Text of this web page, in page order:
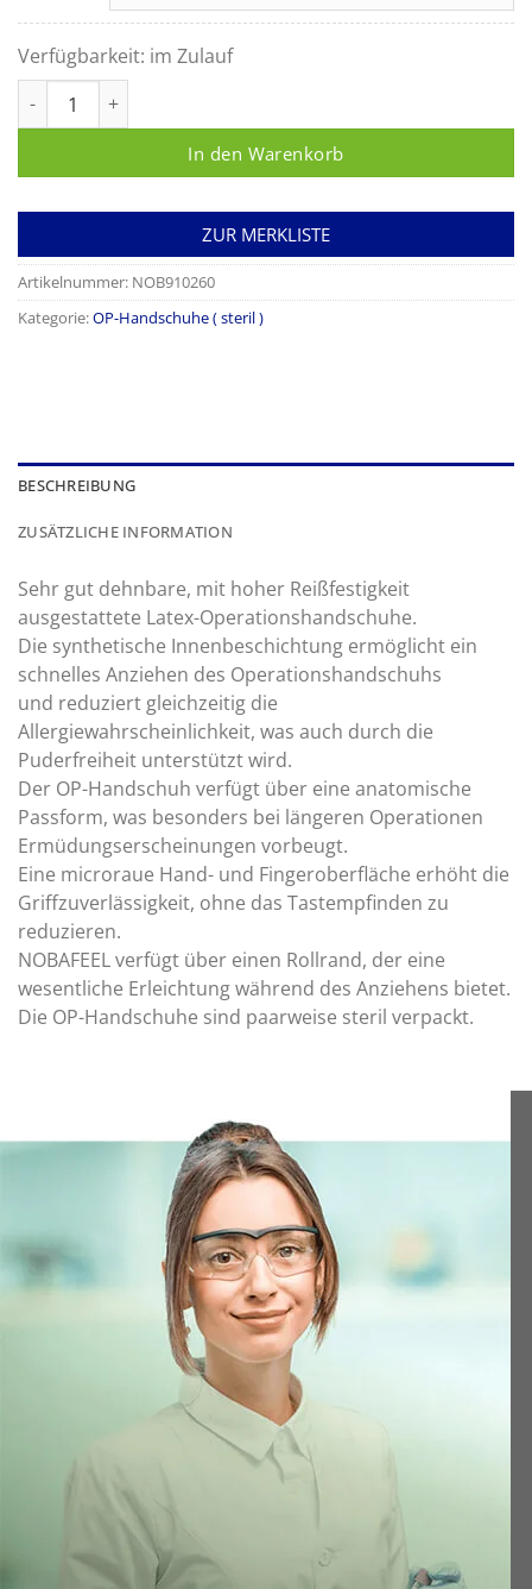
Verfügbarkeit: im Zulauf
In den Warenkorb
ZUR MERKLISTE
Artikelnummer: NOB910260
Kategorie:OP-Handschuhe ( steril )
BESCHREIBUNG
ZUSÄTZLICHE INFORMATION
Sehr gut dehnbare, mit hoher Reißfestigkeit
ausgestattete Latex-Operationshandschuhe.
Die synthetische Innenbeschichtung ermöglicht ein
schnelles Anziehen des Operationshandschuhs
und reduziert gleichzeitig die
Allergiewahrscheinlichkeit, was auch durch die
Puderfreiheit unterstützt wird.
Der OP-Handschuh verfügt über eine anatomische
Passform, was besonders bei längeren Operationen
Ermüdungserscheinungen vorbeugt.
Eine microraue Hand- und Fingeroberfläche erhöht die
Griffzuverlässigkeit, ohne das Tastempfinden zu
reduzieren.
NOBAFEEL verfügt über einen Rollrand, der eine
wesentliche Erleichtung während des Anziehens bietet.
Die OP-Handschuhe sind paarweise steril verpackt.